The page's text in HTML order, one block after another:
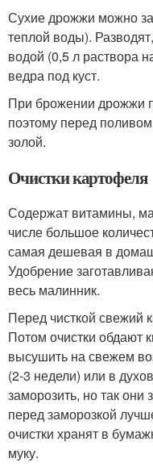
Сухие дрожжи можно
теплой воды).
водой (0,5 л раствора
ведра под куст.
При брожении дрожжи
поэтому перед
золой.
Очистки картофеля
Содержат витамины,
числе большое
самая дешевая в
Удобрение
весь малинник.
Перед чисткой свежий
Потом очистки обдают
высушить на свежем
(2-3 недели) или в
заморозить, но так они
перед заморозкой
очистки хранят в
муку.